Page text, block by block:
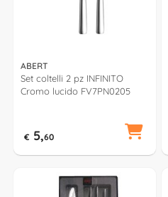
ABERT
Set coltelli 2 pz INFINITO
Cromo lucido FV7PN0205
€ 5,60